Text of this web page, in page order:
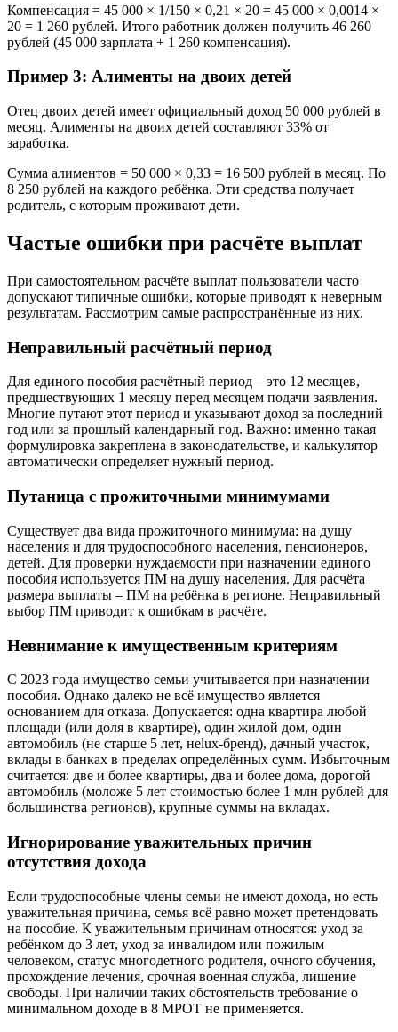
Компенсация = 45 000 × 1/150 × 0,21 × 20 = 45 000 × 0,0014 ×
20 = 1 260 рублей. Итого работник должен получить 46 260
рублей (45 000 зарплата + 1 260 компенсация).
Пример 3: Алименты на двоих детей
Отец двоих детей имеет официальный доход 50 000 рублей в
месяц. Алименты на двоих детей составляют 33% от
заработка.
Сумма алиментов = 50 000 × 0,33 = 16 500 рублей в месяц. По
8 250 рублей на каждого ребёнка. Эти средства получает
родитель, с которым проживают дети.
Частые ошибки при расчёте выплат
При самостоятельном расчёте выплат пользователи часто
допускают типичные ошибки, которые приводят к неверным
результатам. Рассмотрим самые распространённые из них.
Неправильный расчётный период
Для единого пособия расчётный период – это 12 месяцев,
предшествующих 1 месяцу перед месяцем подачи заявления.
Многие путают этот период и указывают доход за последний
год или за прошлый календарный год. Важно: именно такая
формулировка закреплена в законодательстве, и калькулятор
автоматически определяет нужный период.
Путаница с прожиточными минимумами
Существует два вида прожиточного минимума: на душу
населения и для трудоспособного населения, пенсионеров,
детей. Для проверки нуждаемости при назначении единого
пособия используется ПМ на душу населения. Для расчёта
размера выплаты – ПМ на ребёнка в регионе. Неправильный
выбор ПМ приводит к ошибкам в расчёте.
Невнимание к имущественным критериям
С 2023 года имущество семьи учитывается при назначении
пособия. Однако далеко не всё имущество является
основанием для отказа. Допускается: одна квартира любой
площади (или доля в квартире), один жилой дом, один
автомобиль (не старше 5 лет, неlux-бренд), дачный участок,
вклады в банках в пределах определённых сумм. Избыточным
считается: две и более квартиры, два и более дома, дорогой
автомобиль (моложе 5 лет стоимостью более 1 млн рублей для
большинства регионов), крупные суммы на вкладах.
Игнорирование уважительных причин
отсутствия дохода
Если трудоспособные члены семьи не имеют дохода, но есть
уважительная причина, семья всё равно может претендовать
на пособие. К уважительным причинам относятся: уход за
ребёнком до 3 лет, уход за инвалидом или пожилым
человеком, статус многодетного родителя, очного обучения,
прохождение лечения, срочная военная служба, лишение
свободы. При наличии таких обстоятельств требование о
минимальном доходе в 8 МРОТ не применяется.